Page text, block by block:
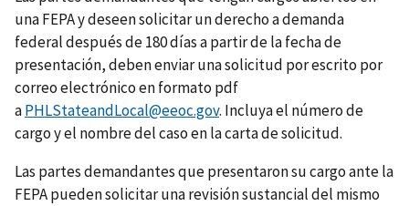
una FEPA y deseen solicitar un derecho a demanda
federal después de 180 días a partir de la fecha de
presentación, deben enviar una solicitud por escrito por
correo electrónico en formato pdf
aPHLStateandLocal@eeoc.gov. Incluya el número de
cargo y el nombre del caso en la carta de solicitud.
Las partes demandantes que presentaron su cargo ante la
FEPA pueden solicitar una revisión sustancial del mismo